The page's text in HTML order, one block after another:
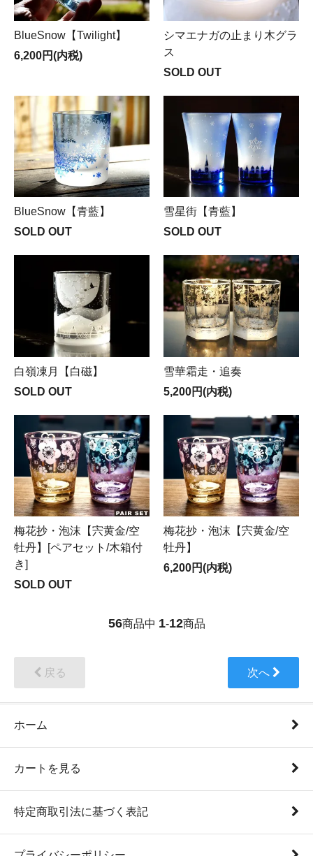
BlueSnow【Twilight】
6,200円(内税)
シマエナガの止まり木グラ
ス
SOLD OUT
BlueSnow【青藍】
SOLD OUT
雪星街【青藍】
SOLD OUT
白嶺凍月【白磁】
SOLD OUT
雪華霜走・追奏
5,200円(内税)
梅花抄・泡沫【宍黄金/空
牡丹】[ペアセット/木箱付
き]
SOLD OUT
梅花抄・泡沫【宍黄金/空
牡丹】
6,200円(内税)
56商品中 1-12商品
戻る 次へ
ホーム
カートを見る
特定商取引法に基づく表記